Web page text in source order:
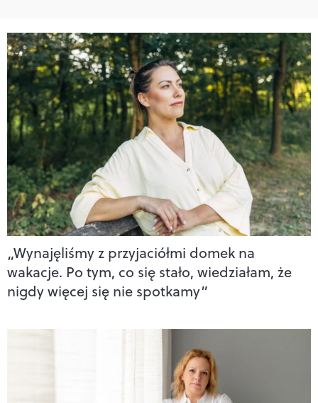
„Wynajęliśmy z przyjaciółmi domek na
wakacje. Po tym, co się stało, wiedziałam, że
nigdy więcej się nie spotkamy”